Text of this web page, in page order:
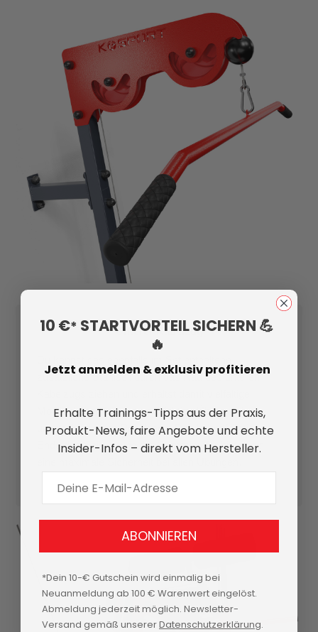
Unterer Kabelzug
zusätzliche Stahlseil durch das Rad des unteren
Möglichkeiten für weitere effektive Übungen in
unterschiedlichen Positionen. Das hakenförmige
Ende des Seils sowie der Gummipuffer bieten dir
10 €* STARTVORTEIL SICHERN 💪
🔥
Jetzt anmelden & exklusiv profitieren
Erhalte Trainings-Tipps aus der Praxis,
Produkt-News, faire Angebote und echte
Insider-Infos – direkt vom Hersteller.
E-Mail Adresse
ABONNIEREN
*Dein 10-€ Gutschein wird einmalig bei
Neuanmeldung ab 100 € Warenwert eingelöst.
Abmeldung jederzeit möglich. Newsletter-
Versand gemäß unsererDatenschutzerklärung.